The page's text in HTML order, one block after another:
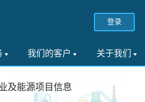
登录
我们的客户 关于我们
及能源项目信息